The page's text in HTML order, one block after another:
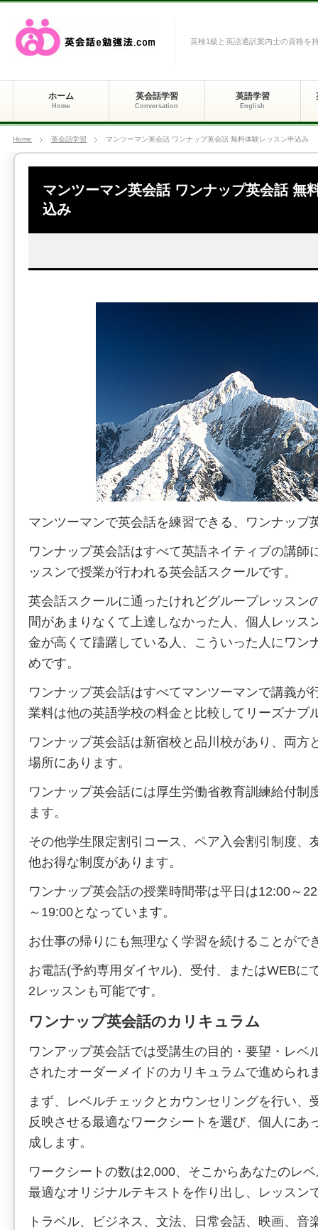
英検1級と英語通訳案内士の資格を
ホーム
Home
英会話学習
Conversation
英語学習
English
Home 英会話学習 マンツーマン英会話 ワンナップ英会話 無料体験レッスン申込み
マンツーマン英会話 ワンナップ英会話 無
込み
マンツーマンで英会話を練習できる、ワンナップ
ワンナップ英会話はすべて英語ネイティブの講師
ッスンで授業が行われる英会話スクールです。
英会話スクールに通ったけれどグループレッスン
間があまりなくて上達しなかった人、個人レッス
金が高くて躊躇している人、こういった人にワン
めです。
ワンナップ英会話はすべてマンツーマンで講義が
業料は他の英語学校の料金と比較してリーズナブ
ワンナップ英会話は新宿校と品川校があり、両方
場所にあります。
ワンナップ英会話には厚生労働省教育訓練給付制
ます。
その他学生限定割引コース、ペア入会割引制度、
他お得な制度があります。
ワンナップ英会話の授業時間帯は平日は12:00～
～19:00となっています。
お仕事の帰りにも無理なく学習を続けることがで
お電話(予約専用ダイヤル)、受付、またはWEBに
2レッスンも可能です。
ワンナップ英会話のカリキュラム
ワンアップ英会話では受講生の目的・要望・レベ
されたオーダーメイドのカリキュラムで進められ
まず、レベルチェックとカウンセリングを行い、
反映させる最適なワークシートを選び、個人にあ
成します。
ワークシートの数は2,000、そこからあなたのレ
最適なオリジナルテキストを作り出し、レッスン
トラベル、ビジネス、文法、日常会話、映画、音